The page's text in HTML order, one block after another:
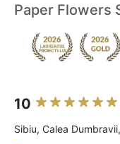
Paper Flowers
10
Sibiu, Calea